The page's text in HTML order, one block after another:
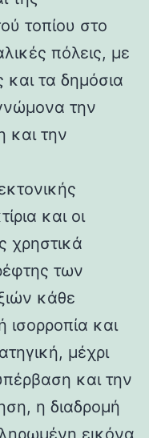
τοπίου στο
πόλεις, με
και τα δημόσια
την
και την
και οι
χρηστικά
των
κάθε
και
μέχρι
και την
η διαδρομή
εικόνα